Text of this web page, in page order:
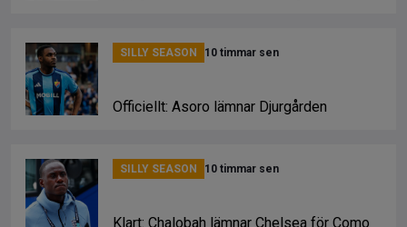
SILLY SEASON 10 timmar sen
Officiellt: Asoro lämnar Djurgården
SILLY SEASON 10 timmar sen
Klart: Chalobah lämnar Chelsea för Como